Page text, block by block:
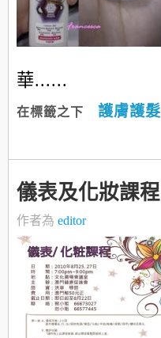
華......
在標籤之下 護膚護髮
儀表及化妝課程
作者為 editor